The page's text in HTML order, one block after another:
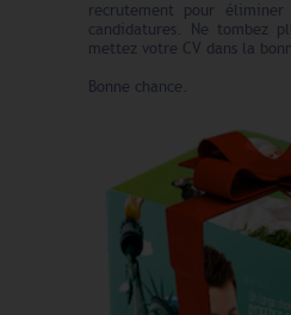
recrutement pour éliminer
candidatures. Ne tombez
mettez votre CV dans la
Bonne chance.